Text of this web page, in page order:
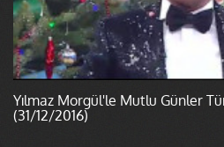
Yılmaz Morgül'le Mutlu Günler
(31/12/2016)